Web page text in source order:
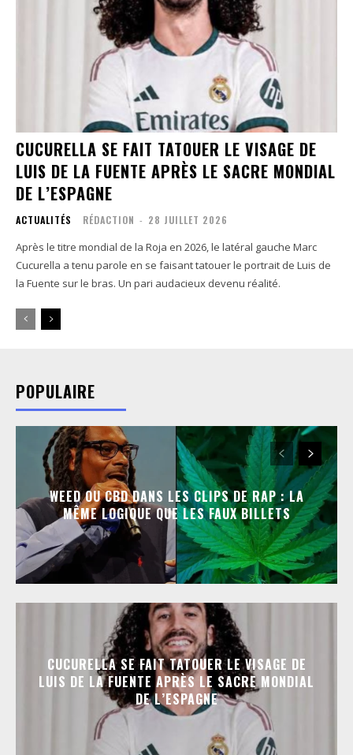
CUCURELLA SE FAIT TATOUER LE VISAGE DE
LUIS DE LA FUENTE APRÈS LE SACRE MONDIAL
DE L’ESPAGNE
ACTUALITÉS RÉDACTION - 28 JUILLET 2026
Après le titre mondial de la Roja en 2026, le latéral gauche Marc
Cucurella a tenu parole en se faisant tatouer le portrait de Luis de
la Fuente sur le bras. Un pari audacieux devenu réalité.
POPULAIRE
WEED OU CBD DANS LES CLIPS DE RAP : LA
MÊME LOGIQUE QUE LES FAUX BILLETS
CUCURELLA SE FAIT TATOUER LE VISAGE DE
LUIS DE LA FUENTE APRÈS LE SACRE MONDIAL
DE L’ESPAGNE